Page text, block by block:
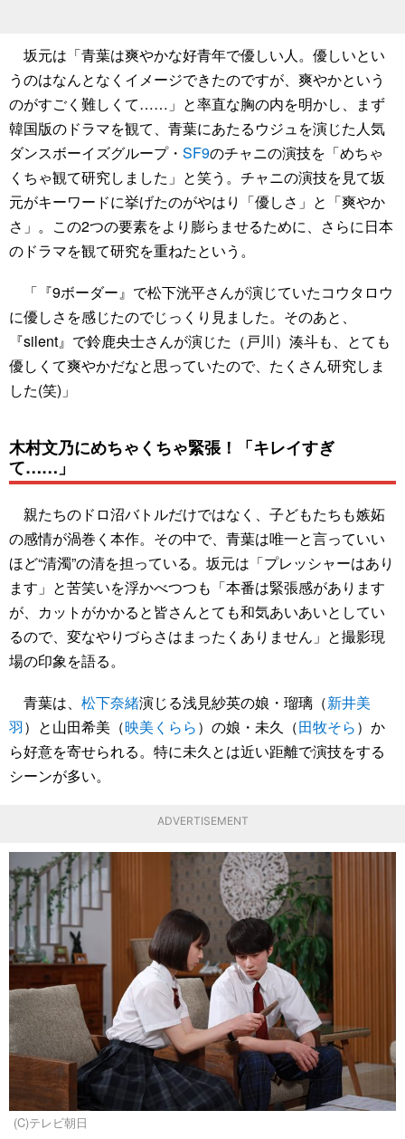
坂元は「青葉は爽やかな好青年で優しい人。優しいとい
うのはなんとなくイメージできたのですが、爽やかという
のがすごく難しくて……」と率直な胸の内を明かし、まず
韓国版のドラマを観て、青葉にあたるウジュを演じた人気
ダンスボーイズグループ・ SF9のチャニの演技を「めちゃ
くちゃ観て研究しました」と笑う。チャニの演技を見て坂
元がキーワードに挙げたのがやはり「優しさ」と「爽やか
さ」。この2つの要素をより膨らませるために、さらに日本
のドラマを観て研究を重ねたという。
「『9ボーダー』で松下洸平さんが演じていたコウタロウ
に優しさを感じたのでじっくり見ました。そのあと、
『silent』で鈴鹿央士さんが演じた（戸川）湊斗も、とても
優しくて爽やかだなと思っていたので、たくさん研究しま
した(笑)」
木村文乃にめちゃくちゃ緊張！「キレイすぎ
て……」
親たちのドロ沼バトルだけではなく、子どもたちも嫉妬
の感情が渦巻く本作。その中で、青葉は唯一と言っていい
ほど“清濁”の清を担っている。坂元は「プレッシャーはあり
ます」と苦笑いを浮かべつつも「本番は緊張感があります
が、カットがかかると皆さんとても和気あいあいとしてい
るので、変なやりづらさはまったくありません」と撮影現
場の印象を語る。
青葉は、 松下奈緒演じる浅見紗英の娘・瑠璃（新井美
羽）と山田希美（映美くらら）の娘・未久（田牧そら）か
ら好意を寄せられる。特に未久とは近い距離で演技をする
シーンが多い。
ADVERTISEMENT
(C)テレビ朝日